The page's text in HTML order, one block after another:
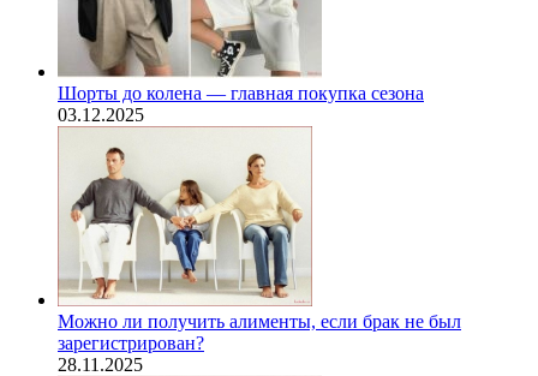
Шорты до колена — главная покупка сезона
03.12.2025
Можно ли получить алименты, если брак не был
зарегистрирован?
28.11.2025